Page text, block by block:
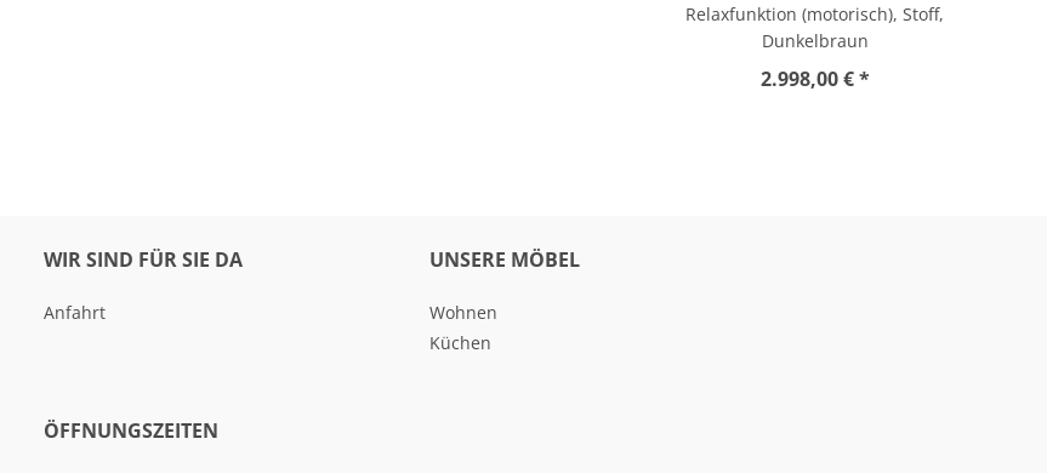
Relaxfunktion (motorisch), Stoff,
Dunkelbraun
2.998,00 € *
WIR SIND FÜR SIE DA
Anfahrt
UNSERE MÖBEL
Wohnen
Küchen
ÖFFNUNGSZEITEN